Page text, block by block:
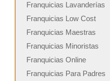
Franquicias Lavanderías
Franquicias Low Cost
Franquicias Maestras
Franquicias Minoristas
Franquicias Online
Franquicias Para Padres